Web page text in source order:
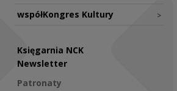
współKongres Kultury >
Księgarnia NCK
Newsletter
Patronaty